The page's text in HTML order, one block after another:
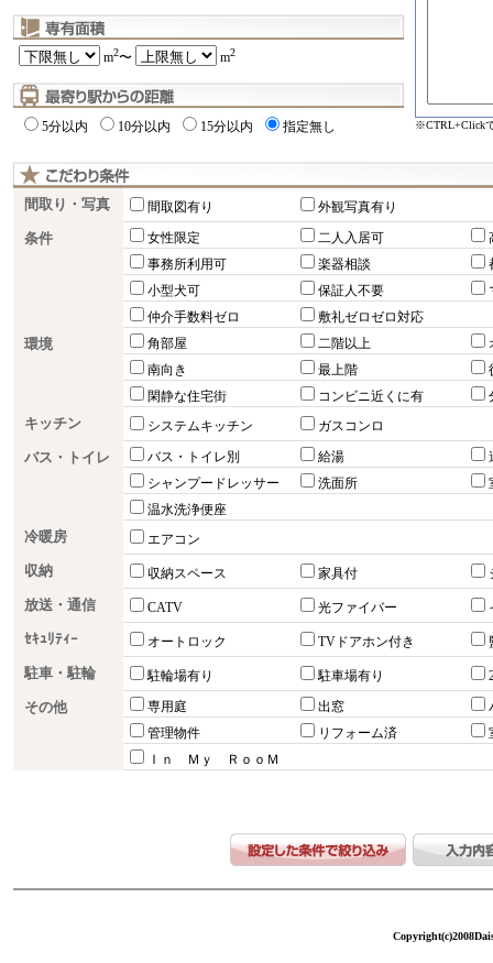
m2〜 m2
5分以内 10分以内 15分以内 指定無し ※CTRL+Click
間取り・写真 間取図有り 外観写真有り
条件 女性限定 二人入居可
事務所利用可
楽器相談
小型犬可
保証人不要
仲介手数料ゼロ
敷礼ゼロゼロ対応
環境 角部屋 二階以上
南向き
最上階
閑静な住宅街
コンビニ近くに有
キッチン システムキッチン ガスコンロ
バス・トイレ バス・トイレ別 給湯
シャンプードレッサー
洗面所
温水洗浄便座
冷暖房 エアコン
収納 収納スペース 家具付
放送・通信 CATV 光ファイバー
ｾｷｭﾘﾃｨｰ オートロック TVドアホン付き
駐車・駐輪 駐輪場有り 駐車場有り
その他 専用庭 出窓
管理物件
リフォーム済
Ｉｎ Ｍｙ ＲｏｏＭ